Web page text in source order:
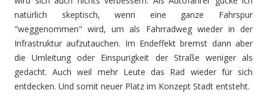
natürlich skeptisch, wenn eine ganze Fahrspur
"weggenommen" wird, um als Fahrradweg wieder in der
Infrastruktur aufzutauchen. Im Endeffekt bremst dann aber
die Umleitung oder Einspurigkeit der Straße weniger als
gedacht. Auch weil mehr Leute das Rad wieder für sich
entdecken. Und somit neuer Platz im Konzept Stadt entsteht.